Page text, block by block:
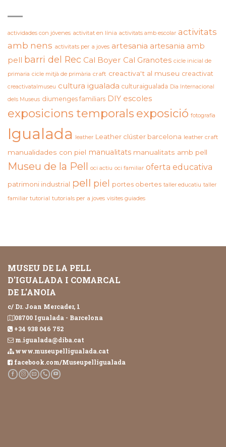
actividades con jóvenes activitat en línia activitats amb escolar activitats
amb nens activitats per a joves artesania artesania amb
pell barri del Rec Cal Boyer Cal Granotes cicle inicial de
primaria cicle mitjà de primària craft creactiva't al museu creactivat
creactivatalmuseu cultura igualada culturaigualada Dia Internacional
dels Museus diumenges familiars DIY escoles
exposicions temporals exposició fotografia
Igualada leather Leather clúster barcelona leather craft
manualidades con piel manualitats manualitats amb pell
Museu de la Pell oci actiu oci familiar oferta educativa
patrimoni industrial pell piel portes obertes taller educatiu taller
familiar tutorial tutorials per a joves visites guiades
MUSEU DE LA PELL
D'IGUALADA I COMARCAL
DE L'ANOIA
c/ Dr. Joan Mercader, 1
08700 Igualada - Barcelona
+34 938 046 752
m.igualada@diba.cat
www.museupelligualada.cat
facebook.com/Museupelligualada